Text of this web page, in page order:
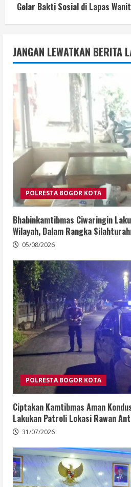
Gelar Bakti Sosial di Lapas
JANGAN LEWATKAN BERITA
POLRESTA BOGOR KOTA
Bhabinkamtibmas Ciwaringin
Wilayah, Dalam Rangka
05/08/2026
POLRESTA BOGOR KOTA
Ciptakan Kamtibmas Aman
Lakukan Patroli Lokasi Rawan
31/07/2026